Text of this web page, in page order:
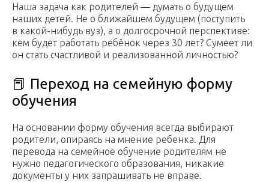
Наша задача как родителей — думать о будущем
наших детей. Не о ближайшем будущем (поступить
в какой-нибудь вуз), а о долгосрочной перспективе:
кем будет работать ребёнок через 30 лет? Сумеет ли
он стать счастливой и реализованной личностью?
📕 Переход на семейную форму
обучения
На основании форму обучения всегда выбирают
родители, опираясь на мнение ребенка. Для
перевода на семейное обучение родителям не
нужно педагогического образования, никакие
документы у них запрашивать не вправе.